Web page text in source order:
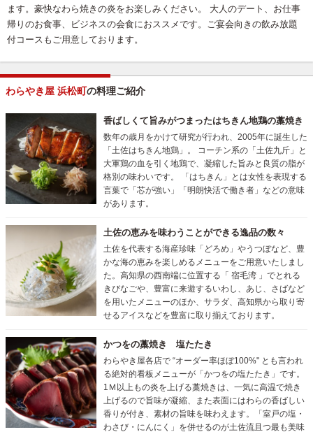
ます。豪快なわら焼きの炎をお楽しみください。 大人のデート、お仕事
帰りのお食事、ビジネスの会食におススメです。ご宴会向きの飲み放題
付コースもご用意しております。
わらやき屋 浜松町の料理ご紹介
香ばしくて旨みがつまったはちきん地鶏の藁焼き
数年の歳月をかけて研究が行われ、2005年に誕生した
「土佐はちきん地鶏」。 コーチン系の「土佐九斤」と
大軍鶏の血を引く地鶏で、凝縮した旨みと良質の脂が
格別の味わいです。 「はちきん」とは女性を表現する
言葉で「芯が強い」「明朗快活で働き者」などの意味
があります。
土佐の恵みを味わうことができる逸品の数々
土佐を代表する海産珍味「どろめ」やうつぼなど、豊
かな海の恵みを楽しめるメニューをご用意いたしまし
た。高知県の西南端に位置する「 宿毛湾 」でとれる
きびなごや、豊富に来遊するいわし、あじ、さばなど
を用いたメニューのほか、サラダ、高知県から取り寄
せるアイスなどを豊富に取り揃えております。
かつをの藁焼き 塩たたき
わらやき屋各店で “オーダー率ほぼ100%" とも言われ
る絶対的看板メニューが「かつをの塩たたき」です。
1Ｍ以上もの炎を上げる藁焼きは、一気に高温で焼き
上げるので旨味が凝縮、また表面にはわらの香ばしい
香りが付き、素材の旨味を味わえます。「室戸の塩・
わさび・にんにく」を併せるのが土佐流且つ最も美味